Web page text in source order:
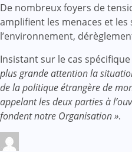
De nombreux foyers de
amplifient les menaces et
l’environnement,
Insistant sur le cas
plus grande attention la
de la politique étrangère de
appelant les deux parties à
fondent notre Organisation ».